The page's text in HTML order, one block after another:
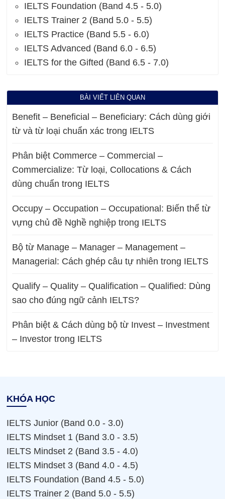
IELTS Foundation (Band 4.5 - 5.0)
IELTS Trainer 2 (Band 5.0 - 5.5)
IELTS Practice (Band 5.5 - 6.0)
IELTS Advanced (Band 6.0 - 6.5)
IELTS for the Gifted (Band 6.5 - 7.0)
BÀI VIẾT LIÊN QUAN
Benefit – Beneficial – Beneficiary: Cách dùng giới
từ và từ loại chuẩn xác trong IELTS
Phân biệt Commerce – Commercial –
Commercialize: Từ loại, Collocations & Cách
dùng chuẩn trong IELTS
Occupy – Occupation – Occupational: Biến thể từ
vựng chủ đề Nghề nghiệp trong IELTS
Bộ từ Manage – Manager – Management –
Managerial: Cách ghép câu tự nhiên trong IELTS
Qualify – Quality – Qualification – Qualified: Dùng
sao cho đúng ngữ cảnh IELTS?
Phân biệt & Cách dùng bộ từ Invest – Investment
– Investor trong IELTS
KHÓA HỌC
IELTS Junior (Band 0.0 - 3.0)
IELTS Mindset 1 (Band 3.0 - 3.5)
IELTS Mindset 2 (Band 3.5 - 4.0)
IELTS Mindset 3 (Band 4.0 - 4.5)
IELTS Foundation (Band 4.5 - 5.0)
IELTS Trainer 2 (Band 5.0 - 5.5)